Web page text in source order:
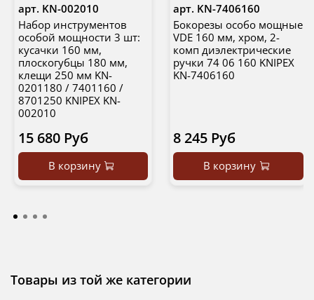
арт. KN-002010
Набор инструментов
особой мощности 3 шт:
кусачки 160 мм,
плоскогубцы 180 мм,
клещи 250 мм KN-
0201180 / 7401160 /
8701250 KNIPEX KN-
002010
15 680 Руб
В корзину
арт. KN-7406160
Бокорезы особо мощные
VDE 160 мм, хром, 2-
комп диэлектрические
ручки 74 06 160 KNIPEX
KN-7406160
8 245 Руб
В корзину
Товары из той же категории